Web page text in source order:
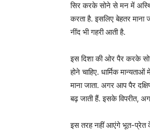
सिर करके सोने से मन में
करता है. इसलिए बेहतर माना
नींद भी गहरी आती है.
इस दिशा की ओर पैर करके
होने चाहिए. धार्मिक
माना जाता. अगर आप पैर
बढ़ जाती हैं. इसके विपरीत,
इस तरह नहीं आएंगे भूत-प्रेत